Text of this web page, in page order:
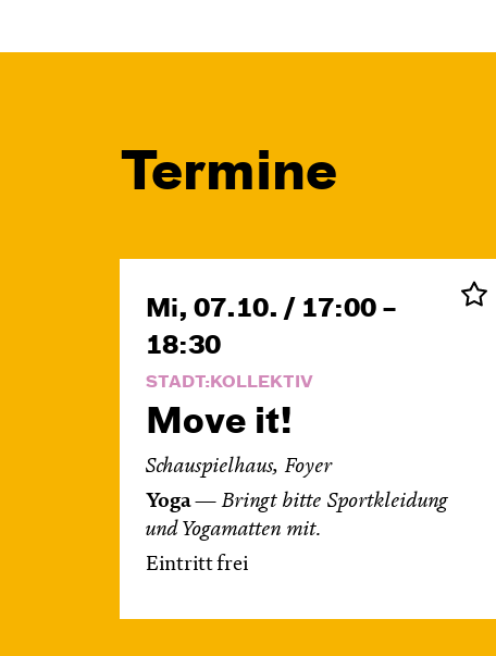
Termine
Mi, 07.10. / 17:00 –
18:30
STADT:KOLLEKTIV
Move it!
Schauspielhaus, Foyer
Yoga—Bringt bitte Sportkleidung
und Yogamatten mit.
Eintritt frei